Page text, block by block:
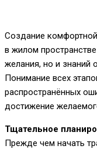
Создание
в жилом
желания, но и знаний
Понимание всех
распространённых
достижение
Тщательное
Прежде чем начать